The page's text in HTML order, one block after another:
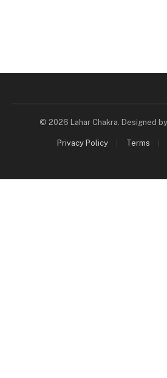
© 2026 Lahar Chakra. Designed by
Privacy Policy Terms